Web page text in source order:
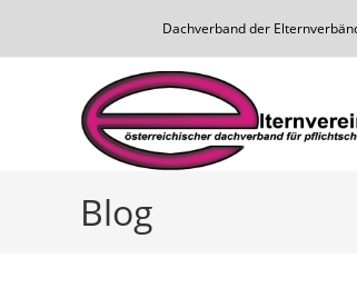
Dachverband der
Blog